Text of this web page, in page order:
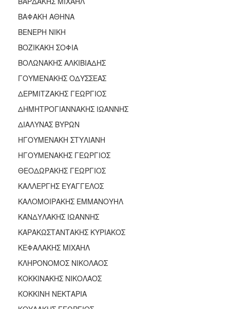
ΒΑΦΑΚΗ ΑΘΗΝΑ
ΒΕΝΕΡΗ ΝΙΚΗ
ΒΟΖΙΚΑΚΗ ΣΟΦΙΑ
ΒΟΛΩΝΑΚΗΣ ΑΛΚΙΒΙΑΔΗΣ
ΓΟΥΜΕΝΑΚΗΣ ΟΔΥΣΣΕΑΣ
ΔΕΡΜΙΤΖΑΚΗΣ ΓΕΩΡΓΙΟΣ
ΔΗΜΗΤΡΟΓΙΑΝΝΑΚΗΣ ΙΩΑΝΝΗΣ
ΔΙΑΛΥΝΑΣ ΒΥΡΩΝ
ΗΓΟΥΜΕΝΑΚΗ ΣΤΥΛΙΑΝΗ
ΗΓΟΥΜΕΝΑΚΗΣ ΓΕΩΡΓΙΟΣ
ΘΕΟΔΩΡΑΚΗΣ ΓΕΩΡΓΙΟΣ
ΚΑΛΛΕΡΓΗΣ ΕΥΑΓΓΕΛΟΣ
ΚΑΛΟΜΟΙΡΑΚΗΣ ΕΜΜΑΝΟΥΗΛ
ΚΑΝΔΥΛΑΚΗΣ ΙΩΑΝΝΗΣ
ΚΑΡΑΚΩΣΤΑΝΤΑΚΗΣ ΚΥΡΙΑΚΟΣ
ΚΕΦΑΛΑΚΗΣ ΜΙΧΑΗΛ
ΚΛΗΡΟΝΟΜΟΣ ΝΙΚΟΛΑΟΣ
ΚΟΚΚΙΝΑΚΗΣ ΝΙΚΟΛΑΟΣ
ΚΟΚΚΙΝΗ ΝΕΚΤΑΡΙΑ